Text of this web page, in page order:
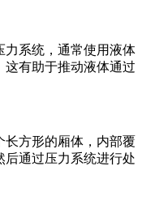
力系统，通常使用液体
有助于推动液体通过
长方形的厢体，内部覆
通过压力系统进行处